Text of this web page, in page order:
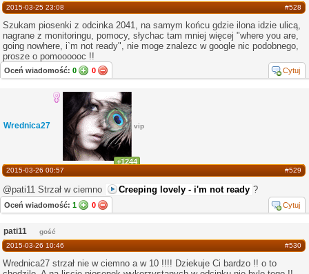
#528
2015-03-25 23:08
Szukam piosenki z odcinka 2041, na samym końcu gdzie ilona idzie ulicą,
nagrane z monitoringu, pomocy, słychac tam mniej więcej "where you are,
going nowhere, i`m not ready", nie moge znalezc w google nic podobnego,
prosze o pomoooooc !!
Oceń wiadomość: 0 0 Cytuj
Wrednica27
+1244
vip
#529
2015-03-26 00:57
@pati11 Strzał w ciemno Creeping lovely - i'm not ready ?
Oceń wiadomość: 1 0 Cytuj
pati11
gość
#530
2015-03-26 10:46
Wrednica27 strzał nie w ciemno a w 10 !!!! Dziekuje Ci bardzo !! o to